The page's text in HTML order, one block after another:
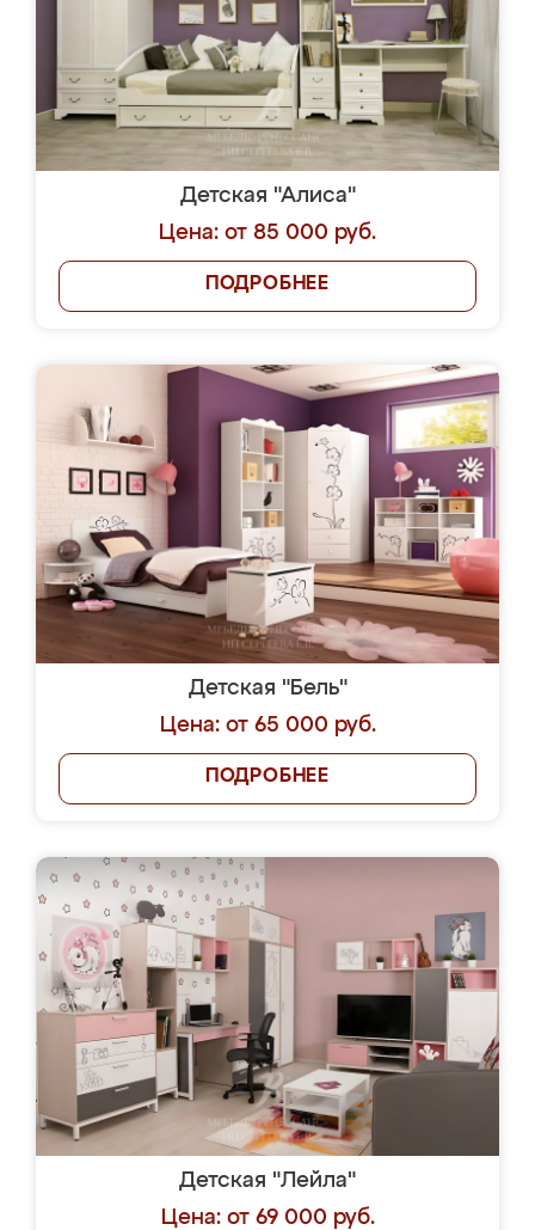
Детская "Алиса"
Цена: от 85 000 руб.
ПОДРОБНЕЕ
Детская "Бель"
Цена: от 65 000 руб.
ПОДРОБНЕЕ
Детская "Лейла"
Цена: от 69 000 руб.